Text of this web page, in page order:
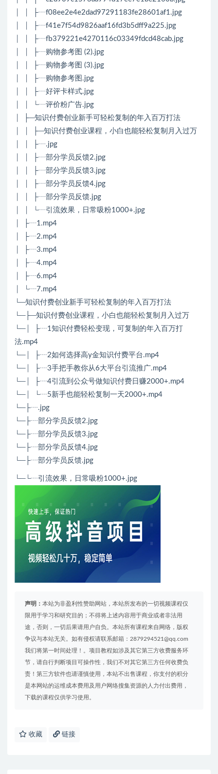
│ │ ├┈f08ee2e4e2dad97291183fe28601af1.jpg
│ │ ├┈f41e7f54d9826aaf16fd3b5dff9a225.jpg
│ │ ├┈fb379221e4270116c03349fdcd48cab.jpg
│ │ ├┈购物参考图 (2).jpg
│ │ ├┈购物参考图 (3).jpg
│ │ ├┈购物参考图.jpg
│ │ ├┈好评卡样式.jpg
│ │ └┈评价粉广告.jpg
│ ├─知识付费创业新手可轻松复制的年入百万打法
│ │ ├─知识付费创业课程，小白也能轻松复制月入过万
│ │ ├┈.jpg
│ │ ├┈部分学员反馈2.jpg
│ │ ├┈部分学员反馈3.jpg
│ │ ├┈部分学员反馈4.jpg
│ │ ├┈部分学员反馈.jpg
│ │ └┈引流效果，日常吸粉1000+.jpg
│ ├┈1.mp4
│ ├┈2.mp4
│ ├┈3.mp4
│ ├┈4.mp4
│ ├┈6.mp4
│ └┈7.mp4
└─知识付费创业新手可轻松复制的年入百万打法
└─├─知识付费创业课程，小白也能轻松复制月入过万
└─│ ├┈1知识付费轻松变现，可复制的年入百万打
法.mp4
└─│ ├┈2如何选择高y金知识付费平台.mp4
└─│ ├┈3手把手教你从6大平台引流推广.mp4
└─│ ├┈4引流到公众号做知识付费日赚2000+.mp4
└─│ └┈5新手也能轻松复制一天2000+.mp4
└─├┈.jpg
└─├┈部分学员反馈2.jpg
└─├┈部分学员反馈3.jpg
└─├┈部分学员反馈4.jpg
└─├┈部分学员反馈.jpg
└─└┈引流效果，日常吸粉1000+.jpg
声明： 本站为非盈利性赞助网站，本站所发布的一切视频课程仅
限用于学习和研究目的；不得将上述内容用于商业或者非法用
途，否则，一切后果请用户自负。本站所有课程来自网络，版权
争议与本站无关。如有侵权请联系邮箱：2879294521@qq.com
我们将第一时间处理！。项目教程如涉及其它第三方收费服务环
节，请自行判断项目可操作性，我们不对其它第三方任何收费负
责！第三方软件也请谨慎使用，本站不出售课程，你支付的积分
是本网站的运维成本费用及用户网络搜集资源的人力付出费用，
下载的课程仅供学习使用。
收藏 链接